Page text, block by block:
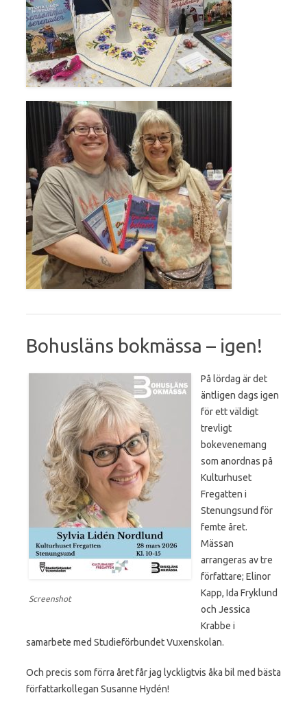
Bohusläns bokmässa – igen!
Screenshot
På lördag är det
äntligen dags igen
för ett väldigt
trevligt
bokevenemang
som anordnas på
Kulturhuset
Fregatten i
Stenungsund för
femte året.
Mässan
arrangeras av tre
författare; Elinor
Kapp, Ida Fryklund
och Jessica
Krabbe i
samarbete med Studieförbundet Vuxenskolan.
Och precis som förra året får jag lyckligtvis åka bil med bästa
författarkollegan Susanne Hydén!